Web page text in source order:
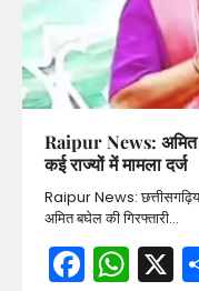
Raipur News: अमित
कई राज्यों में मामला दर्ज
Raipur News: छत्तीसगढ़िया
अमित बघेल की गिरफ्तारी…
X